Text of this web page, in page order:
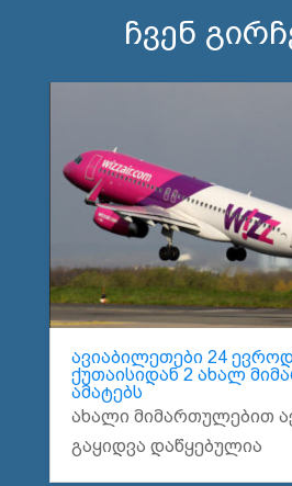
ჩვენ
ავიაბილეთები 24
ქუთაისიდან 2 ახალ
ამატებს
ახალი მიმართულებით
გაყიდვა დაწყებულია